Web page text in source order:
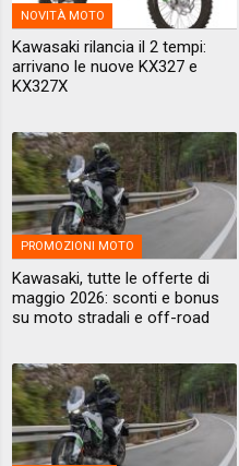
NOVITÀ MOTO
Kawasaki rilancia il 2 tempi:
arrivano le nuove KX327 e
KX327X
PROMOZIONI MOTO
Kawasaki, tutte le offerte di
maggio 2026: sconti e bonus
su moto stradali e off-road